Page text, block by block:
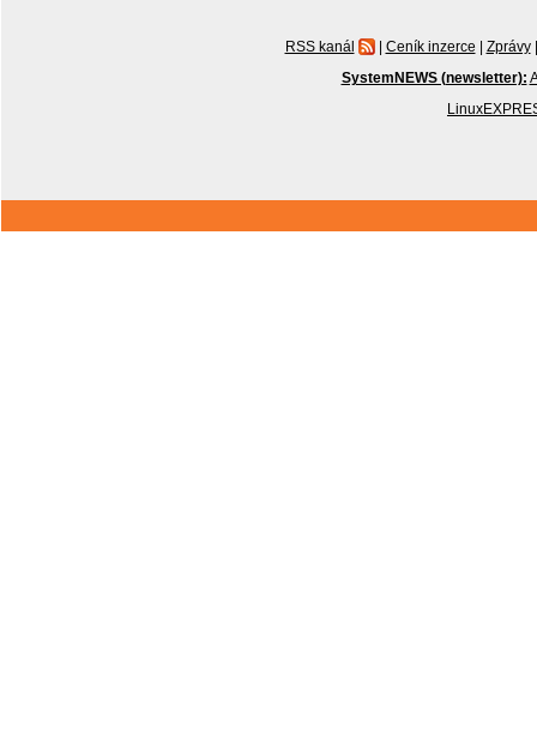
RSS kanál | Ceník inzerce | Zprávy |
SystemNEWS (newsletter):